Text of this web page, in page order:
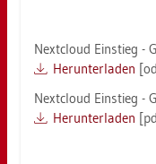
Next­cloud Ein­stieg -
Her­un­ter­la­den
Next­cloud Ein­stieg -
Her­un­ter­la­den